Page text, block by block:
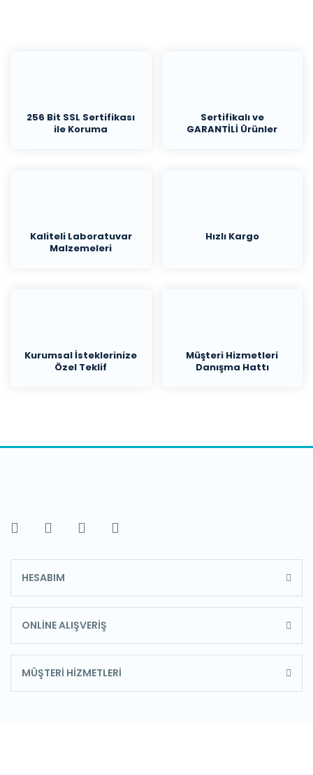
256 Bit SSL Sertifikası
ile Koruma
Sertifikalı ve
GARANTİLİ Ürünler
Kaliteli Laboratuvar
Malzemeleri
Hızlı Kargo
Kurumsal İsteklerinize
Özel Teklif
Müşteri Hizmetleri
Danışma Hattı
HESABIM
ONLİNE ALIŞVERİŞ
MÜŞTERİ HİZMETLERİ